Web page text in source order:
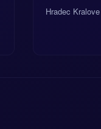
Hradec Kralove